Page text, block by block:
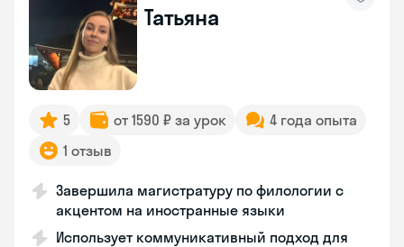
Татьяна
5 от 1590 ₽ за урок
4 года опыта
1 отзыв
Завершила магистратуру по филологии с
акцентом на иностранные языки
Использует коммуникативный подход для